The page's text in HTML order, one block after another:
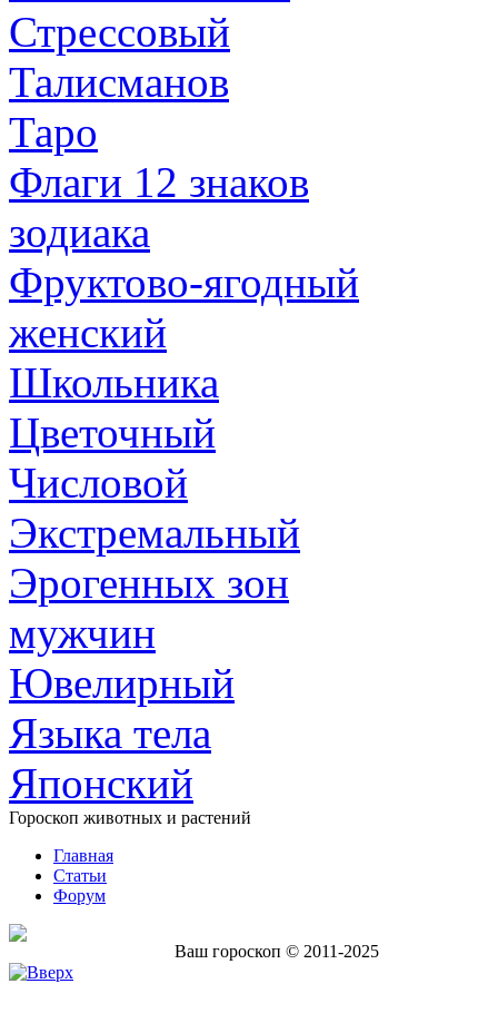
Стрессовый
Талисманов
Таро
Флаги 12 знаков
зодиака
Фруктово-ягодный
женский
Школьника
Цветочный
Числовой
Экстремальный
Эрогенных зон
мужчин
Ювелирный
Языка тела
Японский
Гороскоп животных и растений
Главная
Статьи
Форум
Ваш гороскоп © 2011-2025